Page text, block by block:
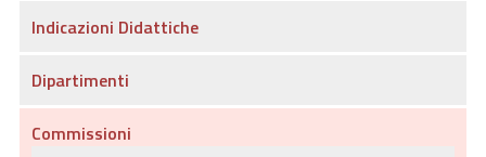
Indicazioni Didattiche
Dipartimenti
Commissioni